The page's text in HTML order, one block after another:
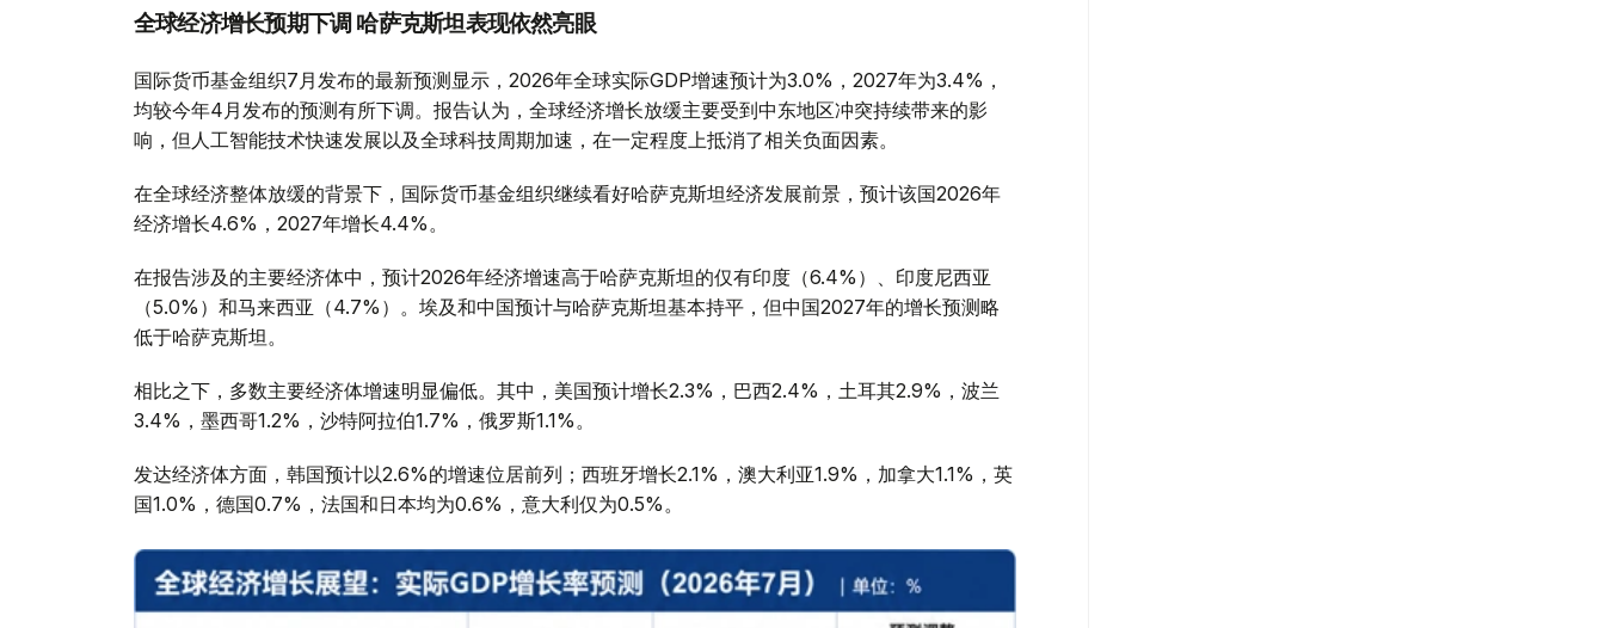
全球经济增长预期下调 哈萨克斯坦表现依然亮眼
国际货币基金组织7月发布的最新预测显示，2026年全球实际GDP增速预计为3.0%，2027年为3.4%，
均较今年4月发布的预测有所下调。报告认为，全球经济增长放缓主要受到中东地区冲突持续带来的影
响，但人工智能技术快速发展以及全球科技周期加速，在一定程度上抵消了相关负面因素。
在全球经济整体放缓的背景下，国际货币基金组织继续看好哈萨克斯坦经济发展前景，预计该国2026年
经济增长4.6%，2027年增长4.4%。
在报告涉及的主要经济体中，预计2026年经济增速高于哈萨克斯坦的仅有印度（6.4%）、印度尼西亚
（5.0%）和马来西亚（4.7%）。埃及和中国预计与哈萨克斯坦基本持平，但中国2027年的增长预测略
低于哈萨克斯坦。
相比之下，多数主要经济体增速明显偏低。其中，美国预计增长2.3%，巴西2.4%，土耳其2.9%，波兰
3.4%，墨西哥1.2%，沙特阿拉伯1.7%，俄罗斯1.1%。
发达经济体方面，韩国预计以2.6%的增速位居前列；西班牙增长2.1%，澳大利亚1.9%，加拿大1.1%，英
国1.0%，德国0.7%，法国和日本均为0.6%，意大利仅为0.5%。